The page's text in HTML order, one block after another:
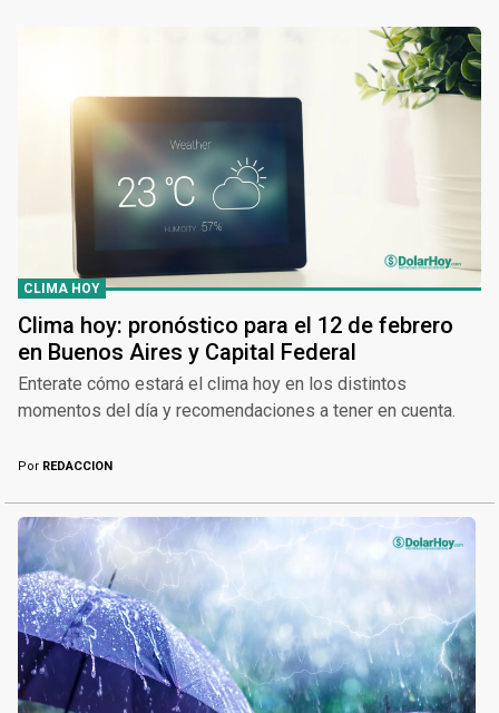
CLIMA HOY
Clima hoy: pronóstico para el 12 de febrero
en Buenos Aires y Capital Federal
Enterate cómo estará el clima hoy en los distintos
momentos del día y recomendaciones a tener en cuenta.
Por REDACCION